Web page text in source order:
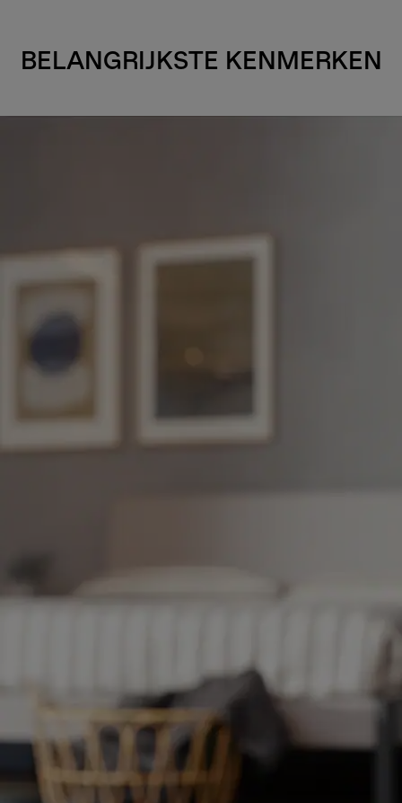
BELANGRIJKSTE KENMERKEN